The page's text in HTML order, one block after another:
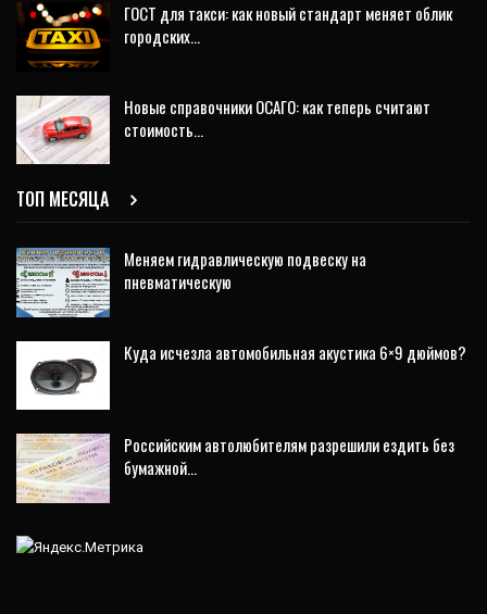
ГОСТ для такси: как новый стандарт меняет облик
городских…
Новые справочники ОСАГО: как теперь считают
стоимость…
ТОП МЕСЯЦА
Меняем гидравлическую подвеску на
пневматическую
Куда исчезла автомобильная акустика 6×9 дюймов?
Российским автолюбителям разрешили ездить без
бумажной…